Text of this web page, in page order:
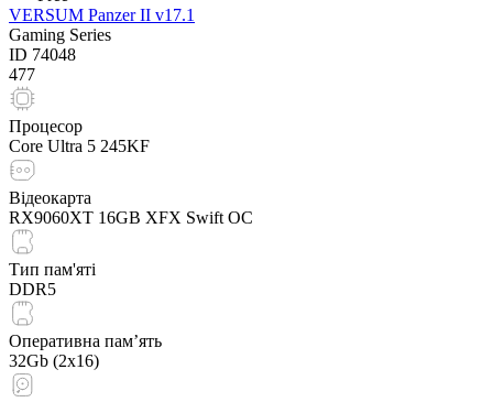
VERSUM Panzer II v17.1
Gaming Series
ID 74048
477
Процесор
Core Ultra 5 245KF
Відеокарта
RX9060XT 16GB XFX Swift OC
Тип пам'яті
DDR5
Оперативна пам’ять
32Gb (2x16)